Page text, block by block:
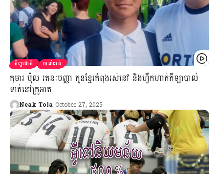
កីឡាជាតិ បាល់ទាត់
កុមារ ប៉ុល រតនៈបញ្ញា កូនខ្មែរកំពុងរស់នៅ និងហ្វឹកហាត់កីឡាបាល់
ទាត់នៅក្រូអាត
Neak Tola October 27, 2025